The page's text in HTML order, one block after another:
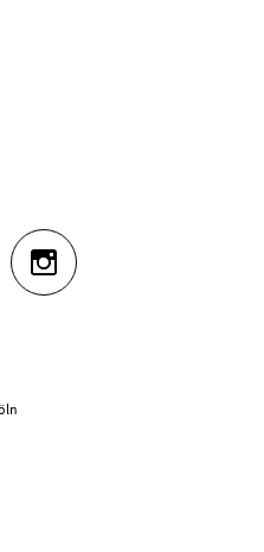
INSTAGRAM